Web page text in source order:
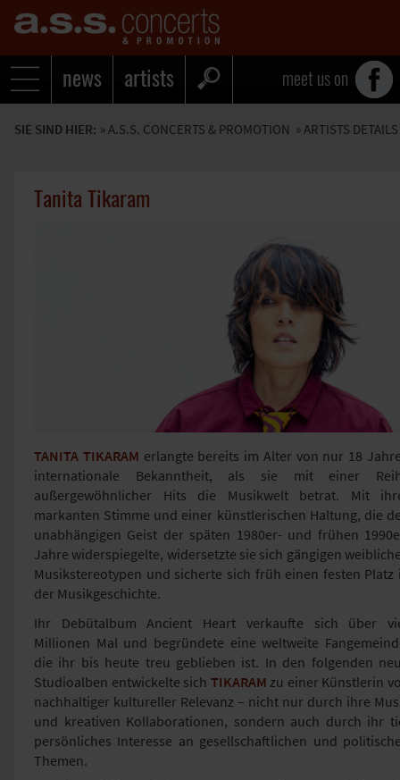
news artists meet us on
SIE SIND HIER: »A.S.S. CONCERTS & PROMOTION » ARTISTS DETAILS
Tanita Tikaram
TANITA TIKARAM erlangte bereits im Alter von nur 18
internationale Bekanntheit, als sie mit einer
außergewöhnlicher Hits die Musikwelt betrat. Mit
markanten Stimme und einer künstlerischen Haltung, die
unabhängigen Geist der späten 1980er- und frühen
Jahre widerspiegelte, widersetzte sie sich gängigen
Musikstereotypen und sicherte sich früh einen festen Platz
der Musikgeschichte.
Ihr Debütalbum Ancient Heart verkaufte sich über
Millionen Mal und begründete eine weltweite
die ihr bis heute treu geblieben ist. In den folgenden
Studioalben entwickelte sich TIKARAM zu einer Künstlerin
nachhaltiger kultureller Relevanz – nicht nur durch ihre
und kreativen Kollaborationen, sondern auch durch ihr
persönliches Interesse an gesellschaftlichen und
Themen.